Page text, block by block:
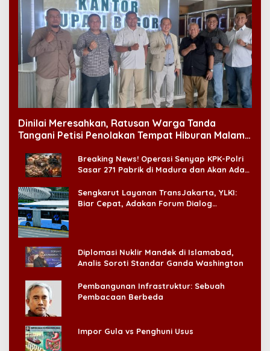
Dinilai Meresahkan, Ratusan Warga Tanda
Tangani Petisi Penolakan Tempat Hiburan Malam
Breaking News! Operasi Senyap KPK-Polri
Sasar 271 Pabrik di Madura dan Akan Ada
Sengkarut Layanan TransJakarta, YLKI:
Biar Cepat, Adakan Forum Dialog
Diplomasi Nuklir Mandek di Islamabad,
Analis Soroti Standar Ganda Washington
Pembangunan Infrastruktur: Sebuah
Pembacaan Berbeda
Impor Gula vs Penghuni Usus